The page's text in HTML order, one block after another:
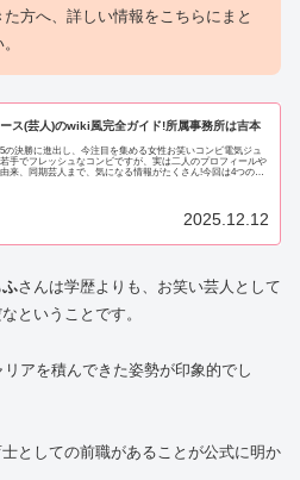
方へ、詳しい情報をこちらにまと
ス(芸人)のwiki風完全ガイド!所属事務所は吉本
の決勝に進出し、今注目を集める女性お笑いコンビ電気ジュ
手でフレッシュなコンビですが、実は二人のプロフィールや
来、同期芸人まで、気になる情報がたくさん!今回は4つのテ
2025.12.12
さんは学歴よりも、お笑い芸人として
ということです。
アを積んできた姿勢が印象的でし
としての前職があることが公式に明か